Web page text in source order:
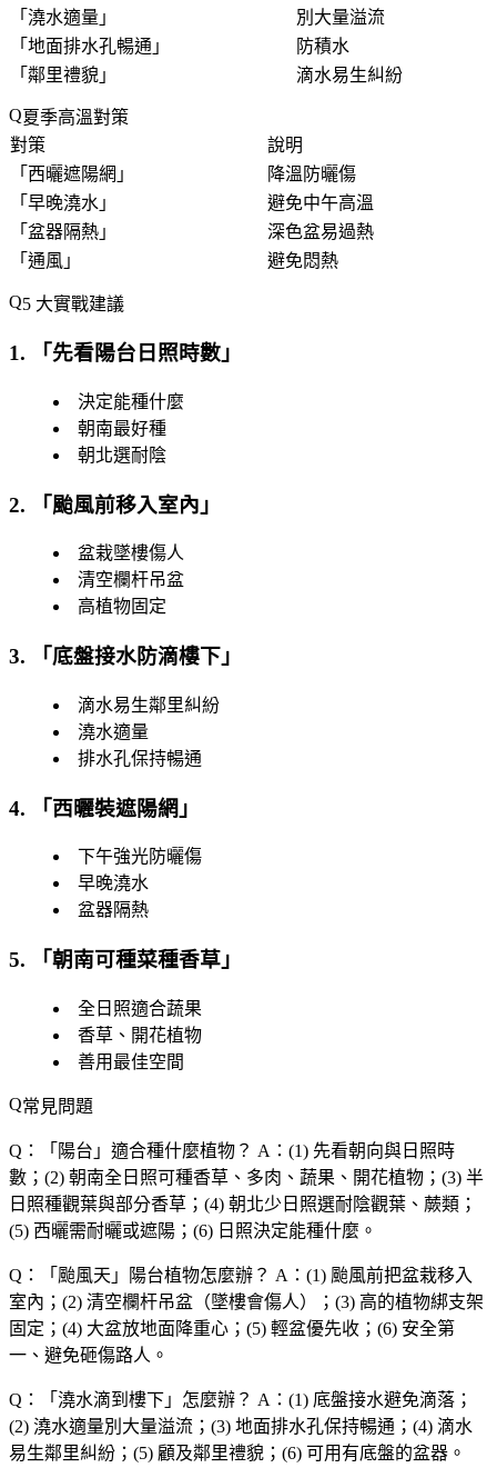
「 澆水適量 」
別大量溢流
「 地面排水孔暢通 」
防積水
「 鄰里禮貌 」 滴水易生糾紛
夏季高溫對策
對策
說明
「 西曬遮陽網 」
降溫防曬傷
「 早晚澆水 」
避免中午高溫
「 盆器隔熱 」
深色盆易過熱
「 通風 」 避免悶熱
5 大實戰建議
1. 「 先看陽台日照時數 」
決定能種什麼
朝南最好種
朝北選耐陰
2. 「颱風前移入室內 」
盆栽墜樓傷人
清空欄杆吊盆
高植物固定
3. 「 底盤接水防滴樓下 」
滴水易生鄰里糾紛
澆水適量
排水孔保持暢通
4. 「西曬裝遮陽網 」
下午強光防曬傷
早晚澆水
盆器隔熱
5. 「朝南可種菜種香草 」
全日照適合蔬果
香草、開花植物
善用最佳空間
常見問題
Q：「 陽台 」適合種什麼植物？ A：(1) 先看朝向與日照時
數；(2) 朝南全日照可種香草、多肉、蔬果、開花植物；(3) 半
日照種觀葉與部分香草；(4) 朝北少日照選耐陰觀葉、蕨類；
(5) 西曬需耐曬或遮陽；(6) 日照決定能種什麼。
Q：「 颱風天 」陽台植物怎麼辦？ A：(1) 颱風前把盆栽移入
室內；(2) 清空欄杆吊盆（墜樓會傷人）；(3) 高的植物綁支架
固定；(4) 大盆放地面降重心；(5) 輕盆優先收；(6) 安全第
一、避免砸傷路人。
Q：「 澆水滴到樓下 」怎麼辦？ A：(1) 底盤接水避免滴落；
(2) 澆水適量別大量溢流；(3) 地面排水孔保持暢通；(4) 滴水
易生鄰里糾紛；(5) 顧及鄰里禮貌；(6) 可用有底盤的盆器。